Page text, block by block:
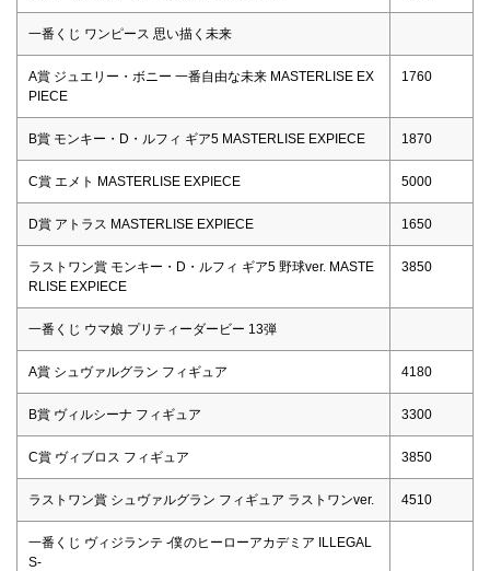
一番くじ ワンピース 思い描く未来
A賞 ジュエリー・ボニー 一番自由な未来 MASTERLISE EX
PIECE
1760
B賞 モンキー・D・ルフィ ギア5 MASTERLISE EXPIECE 1870
C賞 エメト MASTERLISE EXPIECE 5000
D賞 アトラス MASTERLISE EXPIECE 1650
ラストワン賞 モンキー・D・ルフィ ギア5 野球ver. MASTE
RLISE EXPIECE
3850
一番くじ ウマ娘 プリティーダービー 13弾
A賞 シュヴァルグラン フィギュア 4180
B賞 ヴィルシーナ フィギュア 3300
C賞 ヴィブロス フィギュア 3850
ラストワン賞 シュヴァルグラン フィギュア ラストワンver. 4510
一番くじ ヴィジランテ -僕のヒーローアカデミア ILLEGAL
S-